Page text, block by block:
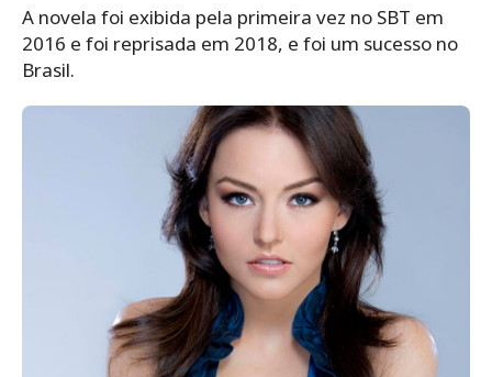
A novela foi exibida pela primeira vez no SBT em
2016 e foi reprisada em 2018, e foi um sucesso no
Brasil.